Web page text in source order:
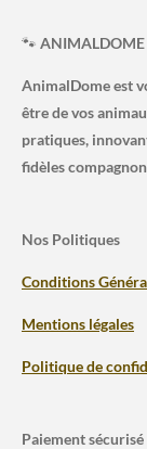
🐾 ANIMALDOME
AnimalDome est
être de vos
pratiques,
fidèles
Nos Politiques
Conditions
Mentions légales
Politique de
Paiement sécurisé